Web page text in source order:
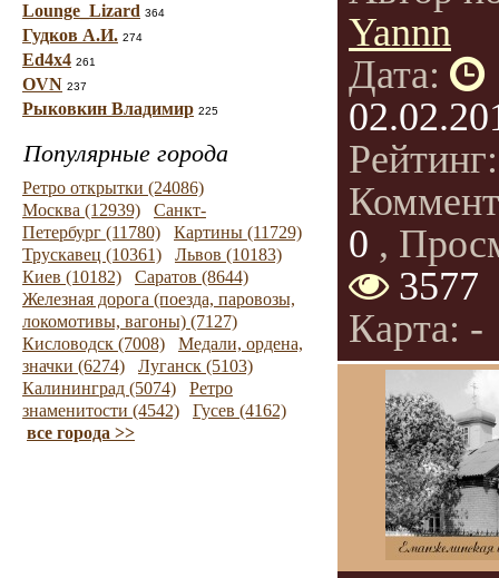
Lounge_Lizard 364
Гудков А.И. 274
Ed4x4 261
OVN 237
Рыковкин Владимир 225
Популярные города
Ретро открытки (24086)
Москва (12939)
Санкт-
Петербург (11780)
Картины (11729)
Трускавец (10361)
Львов (10183)
Киев (10182)
Саратов (8644)
Железная дорога (поезда, паровозы,
локомотивы, вагоны) (7127)
Кисловодск (7008)
Медали, ордена,
значки (6274)
Луганск (5103)
Калининград (5074)
Ретро
знаменитости (4542)
Гусев (4162)
все города >>
Yannn
Дата:
0 ,
3577
Карта: -